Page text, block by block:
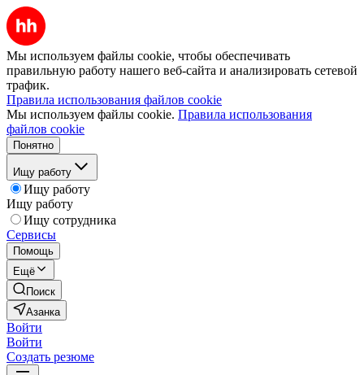
Мы используем файлы cookie, чтобы обеспечивать
правильную работу нашего веб-сайта и анализировать сетевой
трафик.
Правила использования файлов cookie
Мы используем файлы cookie. Правила использования
файлов cookie
Понятно
Ищу работу
Ищу работу
Ищу работу
Ищу сотрудника
Сервисы
Помощь
Ещё
Поиск
Азанка
Войти
Войти
Создать резюме